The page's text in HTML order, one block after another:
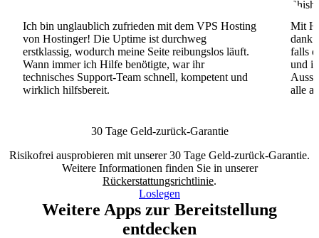
Ich bin unglaublich zufrieden mit dem VPS Hosting
von Hostinger! Die Uptime ist durchweg
erstklassig, wodurch meine Seite reibungslos läuft.
Wann immer ich Hilfe benötigte, war ihr
technisches Support-Team schnell, kompetent und
wirklich hilfsbereit.
Mit
dank
falls
und
alle
30 Tage Geld-zurück-Garantie
Risikofrei ausprobieren mit unserer 30 Tage Geld-zurück-Garantie.
Weitere Informationen finden Sie in unserer
Rückerstattungsrichtlinie.
Loslegen
Weitere Apps zur Bereitstellung
entdecken